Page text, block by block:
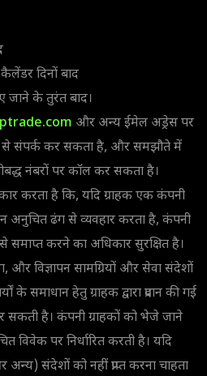
दिनों बाद
जाने के तुरंत बाद।
और अन्य ईमेल अड्रेस पर
से संपर्क कर सकता है, और समझौते में
नंबरों पर कॉल कर सकता है।
करता है कि, यदि ग्राहक एक कंपनी
अनुचित ढंग से व्यवहार करता है, कंपनी
करने का अधिकार सुरक्षित है।
और विज्ञापन सामग्रियों और सेवा संदेशों
समाधान हेतु ग्राहक द्वारा प्रदान की गई
सकती है। कंपनी ग्राहकों को भेजे जाने
विवेक पर निर्धारित करती है। यदि
संदेशों को नहीं प्राप्त करना चाहता